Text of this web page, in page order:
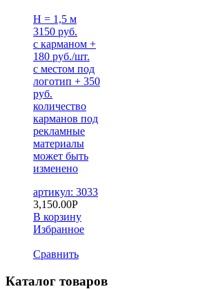
H = 1,5 м
3150 руб.
с карманом +
180 руб./шт.
с местом под
логотип + 350
руб.
количество
карманов под
рекламные
материалы
может быть
изменено
артикул: 3033
3,150.00Р
В корзину
Избранное
Сравнить
Каталог товаров